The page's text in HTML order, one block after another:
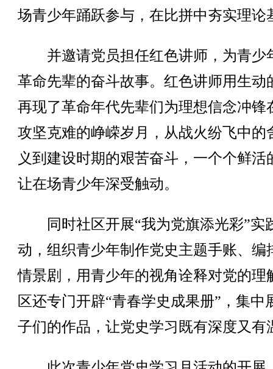
场青少年踊跃参与，在比拼中夯实理论
并邀请党员担任红色讲师，为青少
革命先辈的奋斗故事。红色讲师用生动
再现了革命年代先辈们为理想信念冲锋
攻坚克难的峥嵘岁月，从战火纷飞中的
义到建设时期的艰苦奋斗，一个个鲜活
让在场青少年深受触动。
同时社区开展“我为党旗添光彩”实
动，组织青少年制作党史主题手账、编
情景剧，用青少年的视角诠释对党的理
区还专门开辟“青春学史成果册”，集中
子们的作品，让党史学习既有深度又有